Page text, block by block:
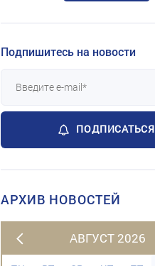
Подпишитесь на новости
ПОДПИСАТЬСЯ
АРХИВ НОВОСТЕЙ
АВГУСТ 2026